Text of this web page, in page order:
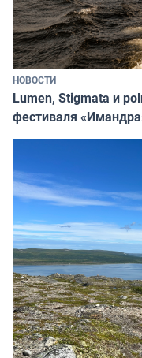
НОВОСТИ
Lumen, Stigmata и
фестиваля